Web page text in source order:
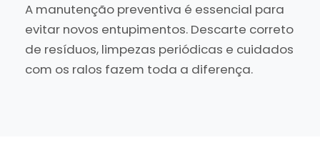
A manutenção preventiva é essencial para
evitar novos entupimentos. Descarte correto
de resíduos, limpezas periódicas e cuidados
com os ralos fazem toda a diferença.